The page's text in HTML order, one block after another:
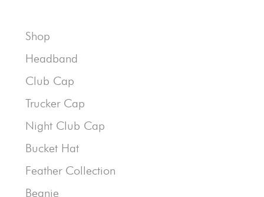
Shop
Headband
Club Cap
Trucker Cap
Night Club Cap
Bucket Hat
Feather Collection
Beanie